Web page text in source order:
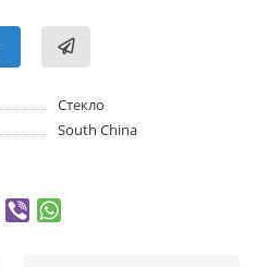
Стекло
South China